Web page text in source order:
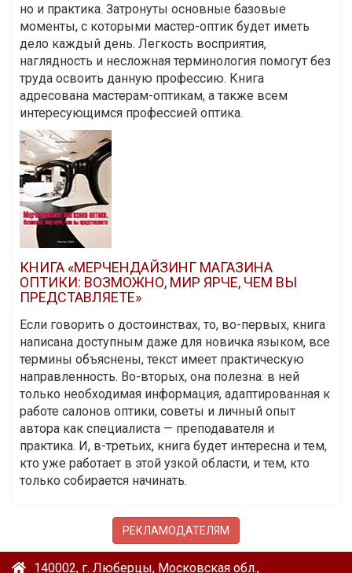
но и практика. Затронуты основные базовые
моменты, с которыми мастер-оптик будет иметь
дело каждый день. Легкость восприятия,
наглядность и несложная терминология помогут без
труда освоить данную профессию. Книга
адресована мастерам-оптикам, а также всем
интересующимся профессией оптика.
КНИГА «МЕРЧЕНДАЙЗИНГ МАГАЗИНА
ОПТИКИ: ВОЗМОЖНО, МИР ЯРЧЕ, ЧЕМ ВЫ
ПРЕДСТАВЛЯЕТЕ»
Если говорить о достоинствах, то, во-первых, книга
написана доступным даже для новичка языком, все
термины объяснены, текст имеет практическую
направленность. Во-вторых, она полезна: в ней
только необходимая информация, адаптированная к
работе салонов оптики, советы и личный опыт
автора как специалиста — преподавателя и
практика. И, в-третьих, книга будет интересна и тем,
кто уже работает в этой узкой области, и тем, кто
только собирается начинать.
РЕКЛАМОДАТЕЛЯМ
140002, г. Люберцы, Московская обл.,